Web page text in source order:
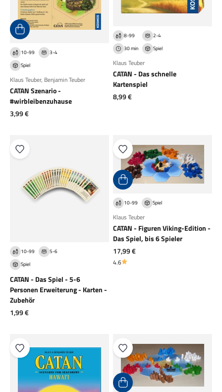
10-99
3-4
Spiel
Klaus Teuber, Benjamin Teuber
CATAN Szenario -
#wirbleibenzuhause
Angebot
3,99 €
8-99
2-4
30 min
Spiel
Klaus Teuber
CATAN - Das schnelle
Kartenspiel
Angebot
8,99 €
10-99
5-6
Spiel
CATAN - Das Spiel - 5-6
Personen Erweiterung - Karten -
Zubehör
Angebot
1,99 €
10-99 Spiel
Klaus Teuber
CATAN - Figuren Viking-Edition -
Das Spiel, bis 6 Spieler
Angebot
17,99 €
4.6